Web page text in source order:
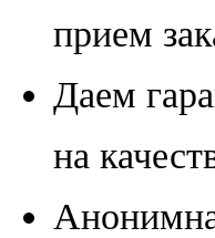
прием
Даем
на